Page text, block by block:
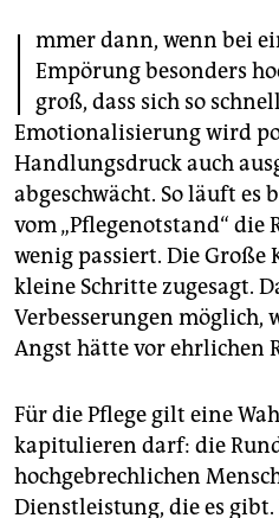
abo
genossenschaft
epaper login
I mmer dann, wenn bei
Empörung besonders
groß, dass sich so
Emotionalisierung wird
Handlungsdruck auch
abgeschwächt. So läuft es
vom „Pflegenotstand“ die
wenig passiert. Die
kleine Schritte zugesagt.
Verbesserungen möglich,
Angst hätte vor ehrlichen
Für die Pflege gilt eine
kapitulieren darf: die
hochgebrechlichen
Dienstleistung, die es